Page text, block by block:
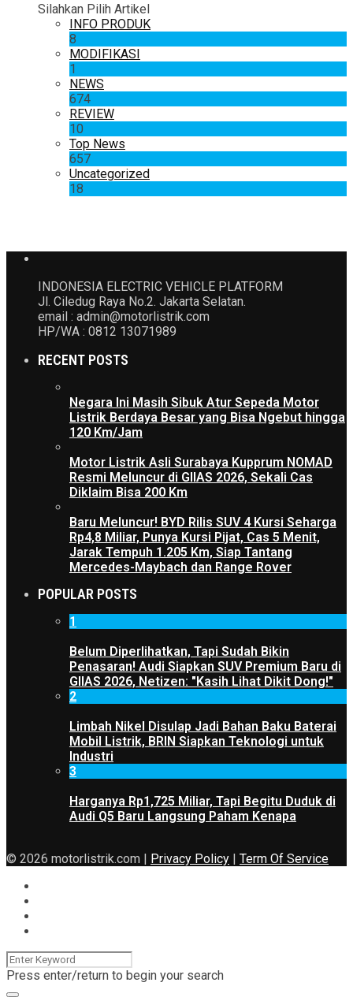
Silahkan Pilih Artikel
INFO PRODUK
8
MODIFIKASI
1
NEWS
674
REVIEW
10
Top News
657
Uncategorized
18
INDONESIA ELECTRIC VEHICLE PLATFORM
Jl. Ciledug Raya No.2. Jakarta Selatan.
email : admin@motorlistrik.com
HP/WA : 0812 13071989
RECENT POSTS
Negara Ini Masih Sibuk Atur Sepeda Motor
Listrik Berdaya Besar yang Bisa Ngebut hingga
120 Km/Jam
Motor Listrik Asli Surabaya Kupprum NOMAD
Resmi Meluncur di GIIAS 2026, Sekali Cas
Diklaim Bisa 200 Km
Baru Meluncur! BYD Rilis SUV 4 Kursi Seharga
Rp4,8 Miliar, Punya Kursi Pijat, Cas 5 Menit,
Jarak Tempuh 1.205 Km, Siap Tantang
Mercedes-Maybach dan Range Rover
POPULAR POSTS
1
Belum Diperlihatkan, Tapi Sudah Bikin
Penasaran! Audi Siapkan SUV Premium Baru di
GIIAS 2026, Netizen: "Kasih Lihat Dikit Dong!"
2
Limbah Nikel Disulap Jadi Bahan Baku Baterai
Mobil Listrik, BRIN Siapkan Teknologi untuk
Industri
3
Harganya Rp1,725 Miliar, Tapi Begitu Duduk di
Audi Q5 Baru Langsung Paham Kenapa
© 2026 motorlistrik.com | Privacy Policy Term Of Service
Press enter/return to begin your search